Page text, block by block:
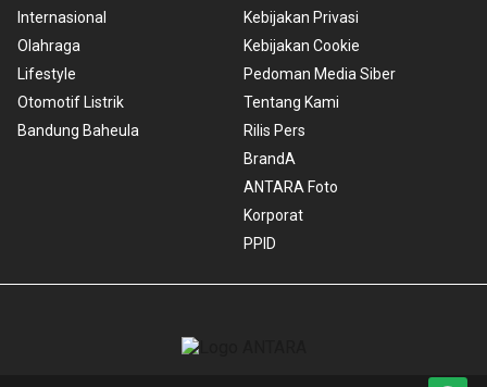
Internasional
Olahraga
Lifestyle
Otomotif Listrik
Bandung Baheula
Kebijakan Privasi
Kebijakan Cookie
Pedoman Media Siber
Tentang Kami
Rilis Pers
BrandA
ANTARA Foto
Korporat
PPID